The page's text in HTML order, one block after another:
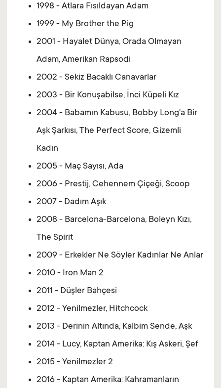
1998 - Atlara Fısıldayan Adam
1999 - My Brother the Pig
2001 - Hayalet Dünya, Orada Olmayan
Adam, Amerikan Rapsodi
2002 - Sekiz Bacaklı Canavarlar
2003 - Bir Konuşabilse, İnci Küpeli Kız
2004 - Babamın Kabusu, Bobby Long'a Bir
Aşk Şarkısı, The Perfect Score, Gizemli
Kadın
2005 - Maç Sayısı, Ada
2006 - Prestij, Cehennem Çiçeği, Scoop
2007 - Dadım Aşık
2008 - Barcelona-Barcelona, Boleyn Kızı,
The Spirit
2009 - Erkekler Ne Söyler Kadınlar Ne Anlar
2010 - Iron Man 2
2011 - Düşler Bahçesi
2012 - Yenilmezler, Hitchcock
2013 - Derinin Altında, Kalbim Sende, Aşk
2014 - Lucy, Kaptan Amerika: Kış Askeri, Şef
2015 - Yenilmezler 2
2016 - Kaptan Amerika: Kahramanların